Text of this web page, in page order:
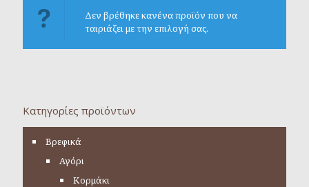
Δεν βρέθηκε κανένα προϊόν που να
ταιριάζει με την επιλογή σας.
Κατηγορίες προϊόντων
Βρεφικά
Αγόρι
Κορμάκι